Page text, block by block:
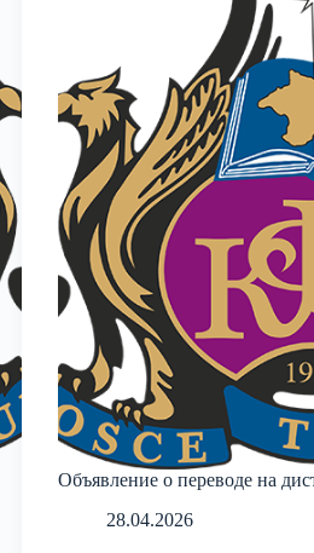
Объявление о переводе на
28.04.2026